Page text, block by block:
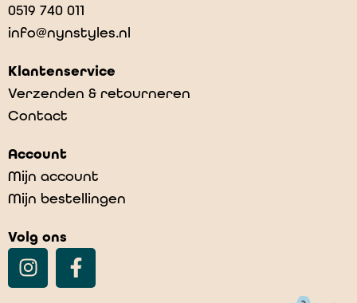
0519 740 011
info@nynstyles.nl
Klantenservice
Verzenden & retourneren
Contact
Account
Mijn account
Mijn bestellingen
Volg ons